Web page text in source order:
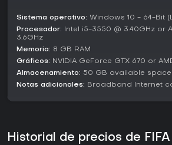
de modos, aunque algunos señalan
opción sólida para fans del fútbol que
en la simulación, sobre todo si los títulos
funciones online pueden tener menos
antigüedad. Si te atraen las
Sistema operativo: Windows 10 - 64-Bit
Procesador: Intel i5-3550 @ 3.40GHz or
3.6GHz
Memoria: 8 GB RAM
Gráficos: NVIDIA GeForce GTX 670 or
Almacenamiento: 50 GB available space
Notas adicionales: Broadband Internet
Historial de precios de FIFA